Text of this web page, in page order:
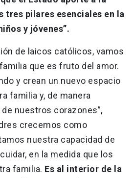
tres pilares esenciales en la
y jóvenes”.
de laicos católicos, vamos
que es fruto del amor.
y crean un nuevo espacio
familia y, de manera
nuestros corazones”,
crecemos como
nuestra capacidad de
en la medida que los
familia. Es al interior de la